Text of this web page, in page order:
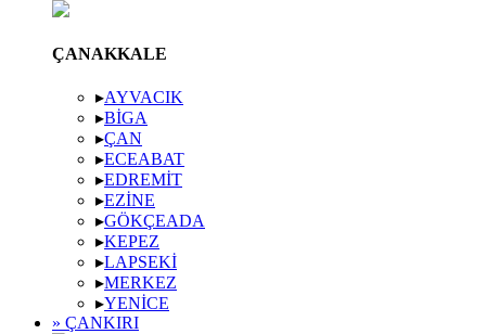
ÇANAKKALE
▸AYVACIK
▸BIGA
▸ÇAN
▸ECEABAT
▸EDREMIT
▸EZINE
▸GÖKÇEADA
▸KEPEZ
▸LAPSEKI
▸MERKEZ
▸YENICE
» ÇANKIRI